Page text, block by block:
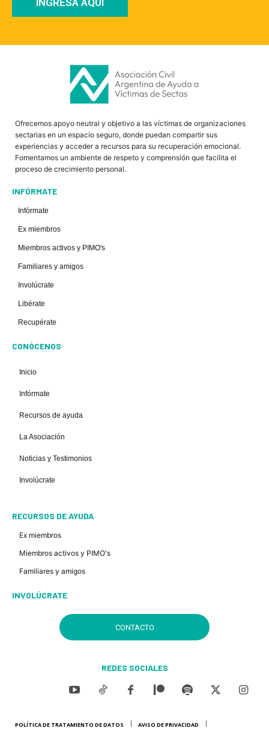
INGRESA AQUÍ
Ofrecemos apoyo neutral y objetivo a las víctimas de organizaciones
sectarias en un espacio seguro, donde puedan compartir sus
experiencias y acceder a recursos para su recuperación emocional.
Fomentamos un ambiente de respeto y comprensión que facilita el
proceso de crecimiento personal.
INFÓRMATE
Infórmate
Ex miembros
Miembros activos y PIMO's
Familiares y amigos
Involúcrate
Libérate
Recupérate
CONÓCENOS
Inicio
Infórmate
Recursos de ayuda
La Asociación
Noticias y Testimonios
Involúcrate
RECURSOS DE AYUDA
Ex miembros
Miembros activos y PIMO's
Familiares y amigos
INVOLÚCRATE
CONTACTO
REDES SOCIALES
POLÍTICA DE TRATAMIENTO DE DATOS AVISO DE PRIVACIDAD